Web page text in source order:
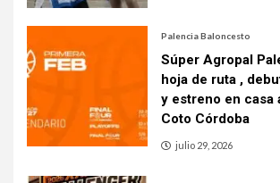
Palencia Baloncesto
Súper Agropal
hoja de ruta ,
y estreno en casa
Coto Córdoba
julio 29, 2026